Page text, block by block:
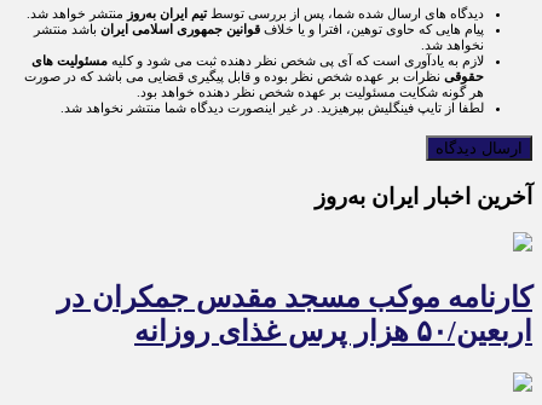
دیدگاه های ارسال شده شما، پس از بررسی توسطتیم ایران به‌روز منتشر خواهد شد.
پیام هایی که حاوی توهین، افترا و یا خلاف قوانین جمهوری اسلامی ایران باشد منتشر
نخواهد شد.
لازم به یادآوری است که آی پی شخص نظر دهنده ثبت می شود و کلیه مسئولیت های
حقوقی نظرات بر عهده شخص نظر بوده و قابل پیگیری قضایی می باشد که در صورت
هر گونه شکایت مسئولیت بر عهده شخص نظر دهنده خواهد بود.
لطفا از تایپ فینگلیش بپرهیزید. در غیر اینصورت دیدگاه شما منتشر نخواهد شد.
آخرین اخبار ایران به‌روز
کارنامه موکب مسجد مقدس جمکران در
اربعین/۵۰ هزار پرس غذای روزانه